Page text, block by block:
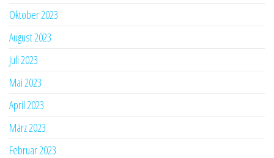
Oktober 2023
August 2023
Juli 2023
Mai 2023
April 2023
März 2023
Februar 2023